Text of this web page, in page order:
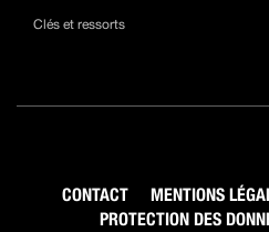
Clés et ressorts
CONTACT MENTIONS
PROTECTION DES